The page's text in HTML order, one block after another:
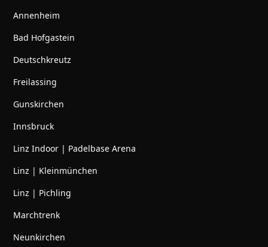
Annenheim
Bad Hofgastein
Deutschkreutz
Freilassing
Gunskirchen
Innsbruck
Linz Indoor | Padelbase Arena
Linz | Kleinmünchen
Linz | Pichling
Marchtrenk
Neunkirchen